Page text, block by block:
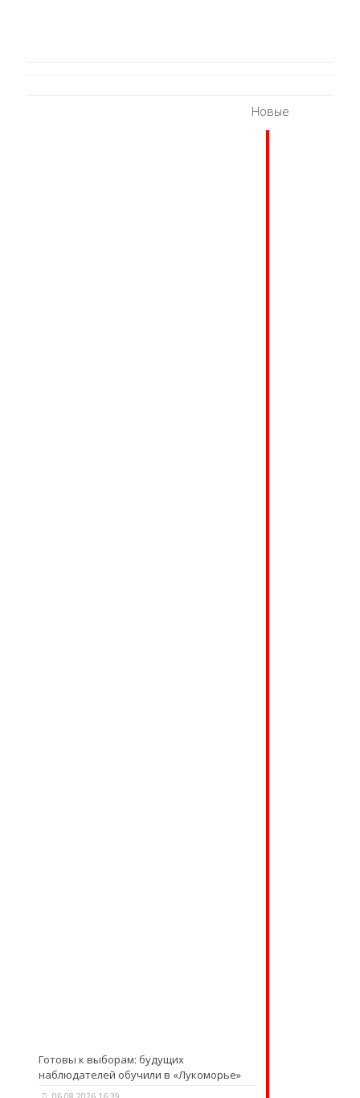
Новые
Готовы к выборам: будущих
наблюдателей обучили в «Лукоморье»